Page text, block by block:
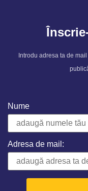
Introdu adresa ta de
Nume
Adresa de mail: